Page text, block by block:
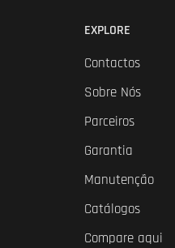
EXPLORE
Contactos
Sobre Nós
Parceiros
Garantia
Manutenção
Catálogos
Compare aqui